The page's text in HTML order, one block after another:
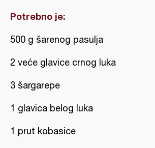
Potrebno je:
500 g šarenog pasulja
2 veće glavice crnog luka
3 šargarepe
1 glavica belog luka
1 prut kobasice